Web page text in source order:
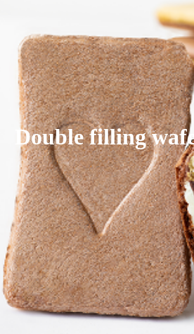
Double filling